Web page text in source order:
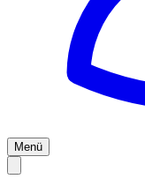
Menü